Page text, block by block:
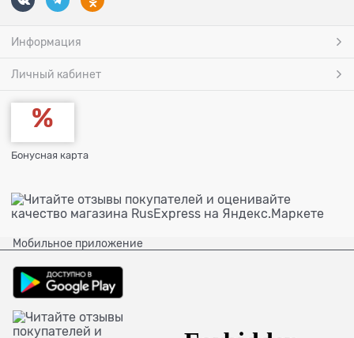
Информация
Личный кабинет
Бонусная карта
Мобильное приложение